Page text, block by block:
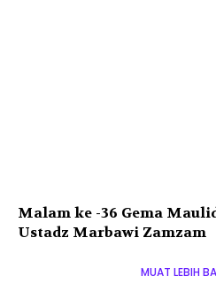
Malam ke -36 Gema
Ustadz Marbawi Zamzam
MUAT LEBIH